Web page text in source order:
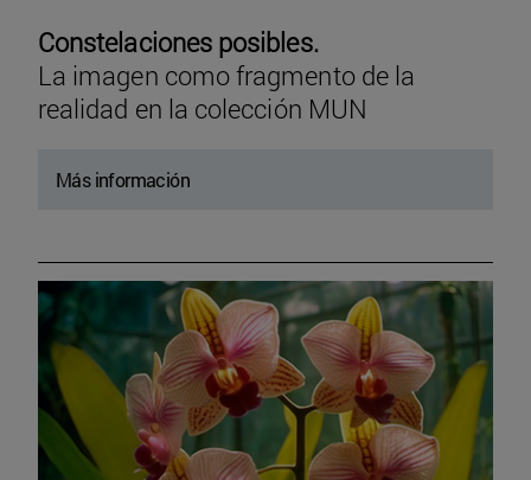
Constelaciones posibles.
La imagen como fragmento de la
realidad en la colección MUN
Más información